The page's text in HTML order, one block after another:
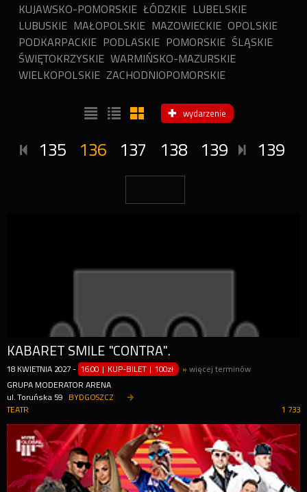
KUJAWSKO-POMORSKIE ŁÓDZKIE LUBELSKIE
LUBUSKIE MAŁOPOLSKIE MAZOWIECKIE OPOLSKIE
PODKARPACKIE PODLASKIE POMORSKIE ŚLĄSKIE
ŚWIĘTOKRZYSKIE WARMIŃSKO-MAZURSKIE
WIELKOPOLSKIE ZACHODNIOPOMORSKIE
wydarzenie
135 136 137 138 139 139
KABARET SMILE "CONTRA".
18 KWIETNIA 2027 - 16:00 | KUP-BILET |100zł »więcej terminów
GRUPA MODERATOR ARENA
ul. Toruńska 59
BYDGOSZCZ
1 733
TEATR